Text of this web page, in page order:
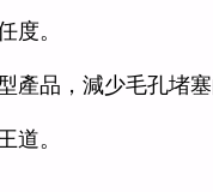
度。
品，減少毛孔堵塞
道。